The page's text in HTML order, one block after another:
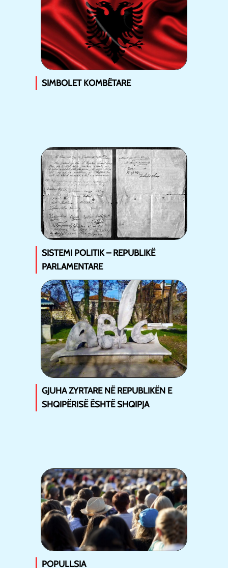
SIMBOLET KOMBËTARE
SISTEMI POLITIK – REPUBLIKË
PARLAMENTARE
GJUHA ZYRTARE NË REPUBLIKËN E
SHQIPËRISË ËSHTË SHQIPJA
POPULLSIA